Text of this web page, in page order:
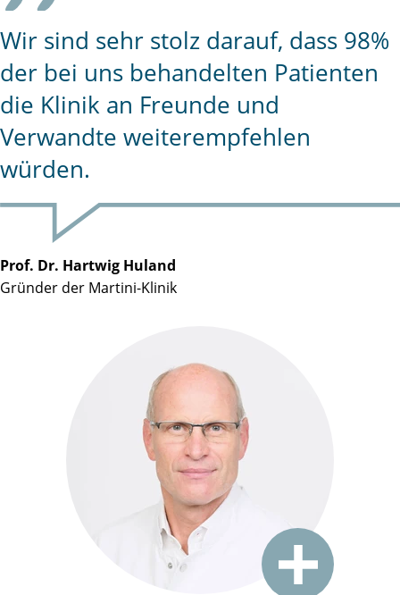
Wir sind sehr stolz darauf, dass 98%
der bei uns behandelten Patienten
die Klinik an Freunde und
Verwandte weiterempfehlen
würden.
Prof. Dr. Hartwig Huland
Gründer der Martini-Klinik